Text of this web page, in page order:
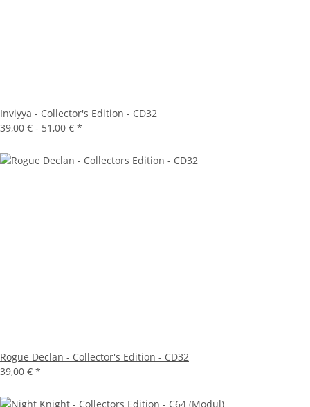
Inviyya - Collector's Edition - CD32
39,00 € - 51,00 € *
Rogue Declan - Collector's Edition - CD32
39,00 € *